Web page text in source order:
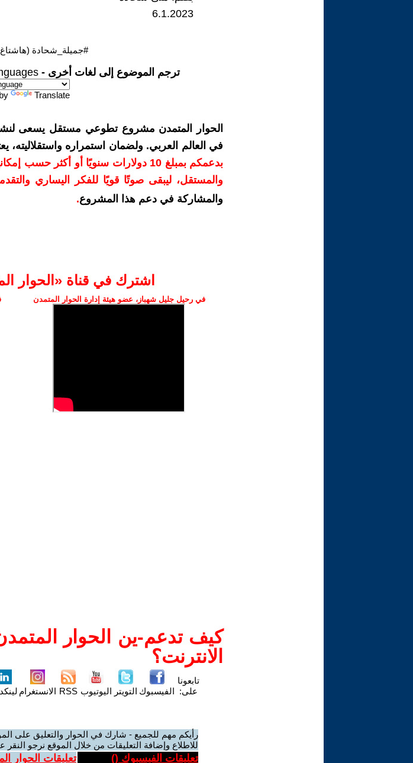
6.1.2023
#جميلة_شحادة
ترجم الموضوع إلى لغات أخرى -
Translate
الحوار المتمدن مشروع تطوعي مستقل يسعى لنشر
في العالم العربي. ولضمان استمراره
بدعمكم بمبلغ 10 دولارات سنويًا أو أكثر
والمستقل، ليبقى صوتًا قويًا للفكر اليساري
والمشاركة في دعم هذا المشروع.
اشترك في قناة ‫«الحوار
في رحيل جليل شهباز، عضو هيئة إدارة الحوار المتمدن
كيف تدعم-ين الحوار
الانترنت؟
تابعونا
على: الفيسبوك التويتر اليوتيوب RSS الانستغرام
رأيكم مهم للجميع - شارك في الحوار والتعليق على
للاطلاع وإضافة التعليقات من خلال الموقع نرجو
تعليقات الفيسبوك () تعليقات الحوار